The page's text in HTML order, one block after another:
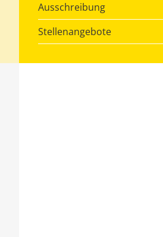
Ausschreibung
Stellenangebote